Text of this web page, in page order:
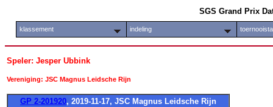
SGS Grand Prix
klassement indeling
Speler: Jesper Ubbink
Vereniging: JSC Magnus Leidsche Rijn
GP 2-201920, 2019-11-17, JSC Magnus Leidsche Rijn